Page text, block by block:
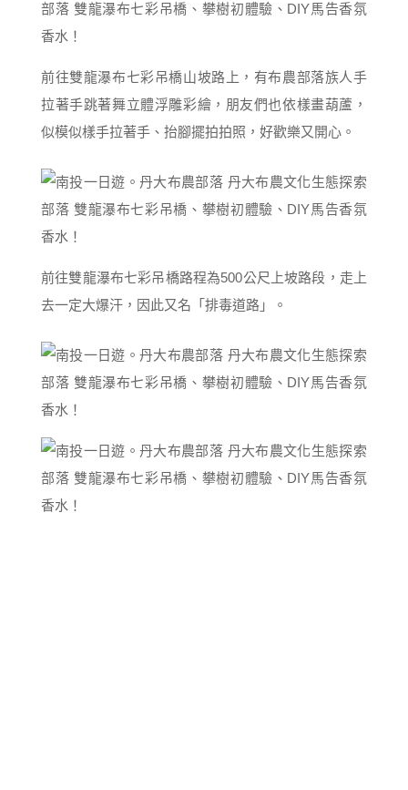
前往雙龍瀑布七彩吊橋山坡路上，有布農部落族人手
拉著手跳著舞立體浮雕彩繪，朋友們也依樣畫葫蘆，
似模似樣手拉著手、抬腳擺拍拍照，好歡樂又開心。
前往雙龍瀑布七彩吊橋路程為500公尺上坡路段，走上
去一定大爆汗，因此又名「排毒道路」。